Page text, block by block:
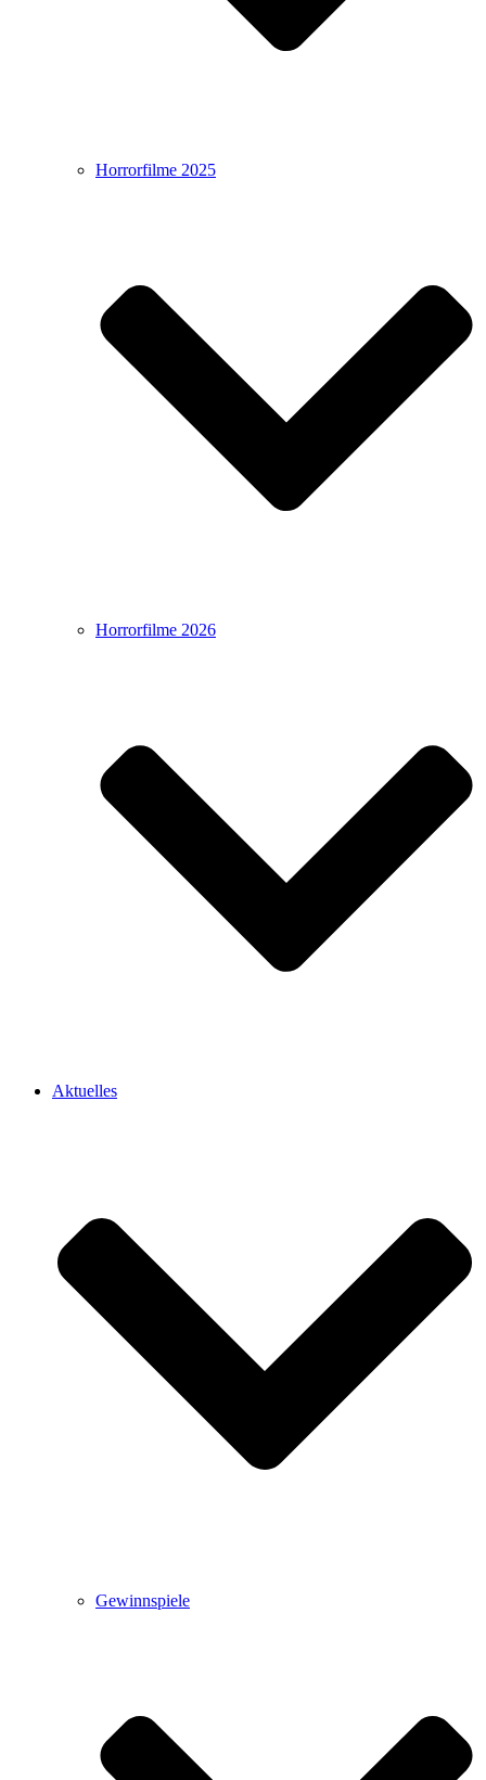
Horrorfilme 2025
Horrorfilme 2026
Aktuelles
Gewinnspiele